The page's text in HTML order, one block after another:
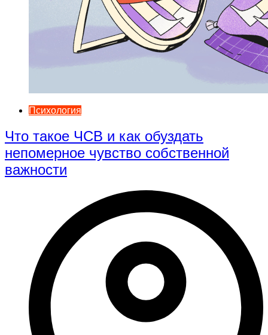
Психология
Что такое ЧСВ и как обуздать
непомерное чувство собственной
важности